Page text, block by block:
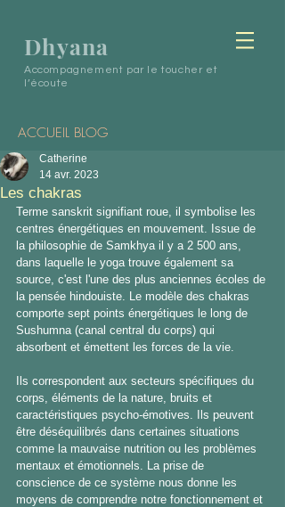
Dhyana
Accompagnement par le toucher et
l’écoute
ACCUEIL BLOG
Les chakras
Catherine
14 avr. 2023
Terme sanskrit signifiant roue, il symbolise les
centres énergétiques en mouvement. Issue de
la philosophie de Samkhya il y a 2 500 ans,
dans laquelle le yoga trouve également sa
source, c'est l'une des plus anciennes écoles de
la pensée hindouiste. Le modèle des chakras
comporte sept points énergétiques le long de
Sushumna (canal central du corps) qui
absorbent et émettent les forces de la vie.
Ils correspondent aux secteurs spécifiques du
corps, éléments de la nature, bruits et
caractéristiques psycho-émotives. Ils peuvent
être déséquilibrés dans certaines situations
comme la mauvaise nutrition ou les problèmes
mentaux et émotionnels. La prise de
conscience de ce système nous donne les
moyens de comprendre notre fonctionnement et